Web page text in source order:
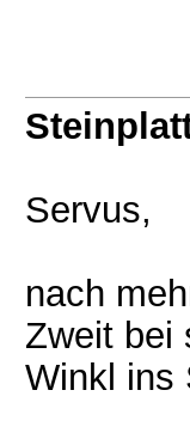
Servus,
nach
Zweit bei
Winkl ins